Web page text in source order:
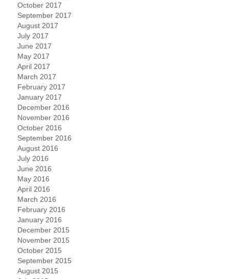
October 2017
September 2017
August 2017
July 2017
June 2017
May 2017
April 2017
March 2017
February 2017
January 2017
December 2016
November 2016
October 2016
September 2016
August 2016
July 2016
June 2016
May 2016
April 2016
March 2016
February 2016
January 2016
December 2015
November 2015
October 2015
September 2015
August 2015